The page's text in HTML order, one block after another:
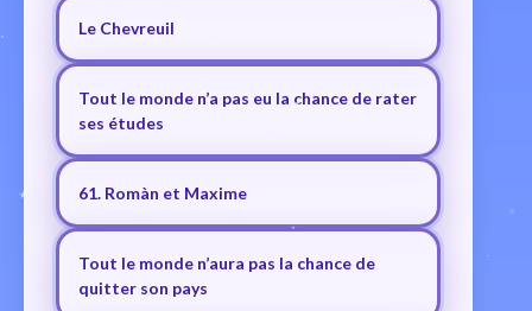
Le Chevreuil
Tout le monde n’a pas eu la chance de rater
ses études
61. Romàn et Maxime
Tout le monde n’aura pas la chance de
quitter son pays